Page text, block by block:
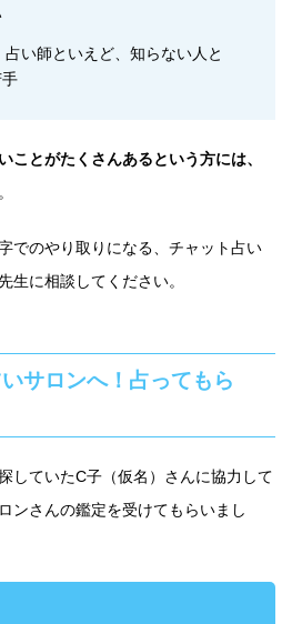
占い師といえど、知らない人と
ことがたくさんあるという方には、
でのやり取りになる、チャット占い
生に相談してください。
サロンへ！占ってもら
していたC子（仮名）さんに協力して
ンさんの鑑定を受けてもらいまし